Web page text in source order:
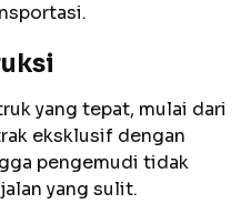
yang tepat, mulai dari
eksklusif dengan
pengemudi tidak
yang sulit.